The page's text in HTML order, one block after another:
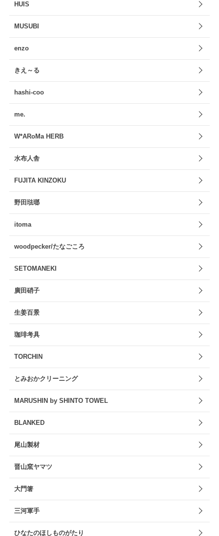
HUIS
MUSUBI
enzo
きえ～る
hashi-coo
me.
W*ARoMa HERB
水布人舎
FUJITA KINZOKU
野田琺瑯
itoma
woodpecker/たなごころ
SETOMANEKI
廣田硝子
生姜百景
珈琲考具
TORCHIN
とみおかクリーニング
MARUSHIN by SHINTO TOWEL
BLANKED
尾山製材
晋山窯ヤマツ
大門箸
三河軍手
ひなたのほしものがたり